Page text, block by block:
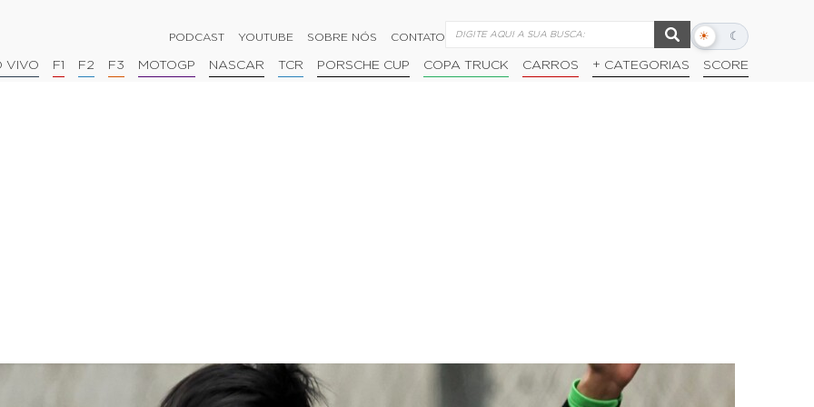
PODCAST YOUTUBE SOBRE NÓS CONTATO ☀ ☾
Alternar
escuro
VIVO F1 F2 F3 MOTOGP NASCAR TCR PORSCHE CUP COPA TRUCK CARROS + CATEGORIAS SCORE